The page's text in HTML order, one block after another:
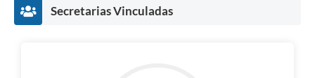
Secretarias Vinculadas